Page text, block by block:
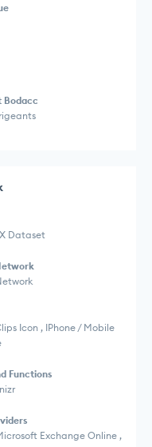
Bodacc
Dataset
Icon , IPhone / Mobile
Functions
Exchange Online ,